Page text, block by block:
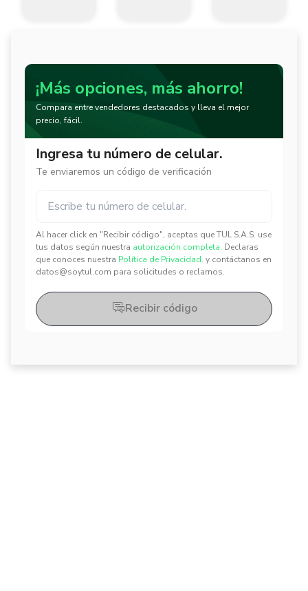
¡Más opciones, más ahorro!
Compara entre vendedores destacados y lleva el mejor
precio, fácil.
Ingresa tu número de celular.
Te enviaremos un código de verificación
Al hacer click en "Recibir código", aceptas que TUL S.A.S. use
tus datos según nuestra autorización completa. Declaras
que conoces nuestra Política de Privacidad. y contáctanos en
datos@soytul.com para solicitudes o reclamos.
Recibir código